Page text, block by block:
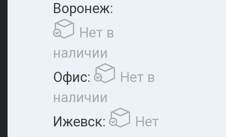
Воронеж:
Нет в
наличии
Офис:
Нет в
наличии
Ижевск:
Нет